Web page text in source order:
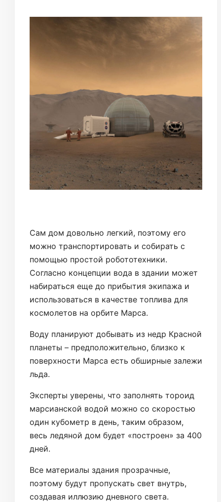
Сам дом довольно легкий, поэтому его
можно транспортировать и собирать с
помощью простой робототехники.
Согласно концепции вода в здании может
набираться еще до прибытия экипажа и
использоваться в качестве топлива для
космолетов на орбите Марса.
Воду планируют добывать из недр Красной
планеты – предположительно, близко к
поверхности Марса есть обширные залежи
льда.
Эксперты уверены, что заполнять тороид
марсианской водой можно со скоростью
один кубометр в день, таким образом,
весь ледяной дом будет «построен» за 400
дней.
Все материалы здания прозрачные,
поэтому будут пропускать свет внутрь,
создавая иллюзию дневного света.